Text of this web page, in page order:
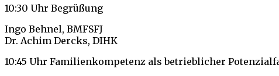
10:30 Uhr Begrüßung
Ingo Behnel, BMFSFJ
Dr. Achim Dercks, DIHK
10:45 Uhr Familienkompetenz als betrieblicher